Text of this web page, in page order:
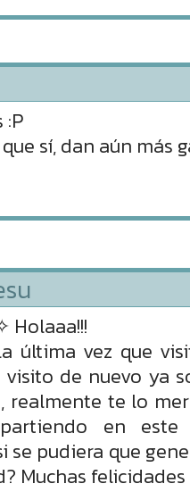
:P
sí, dan aún más
Holaaa!!!
última vez que
de nuevo ya
realmente te lo
en
se pudiera que
Muchas felicidades